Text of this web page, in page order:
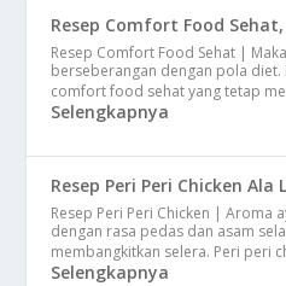
Resep Comfort Food
Resep Comfort Food Sehat |
berseberangan dengan pola diet.
comfort food sehat yang tetap
Selengkapnya
Resep Peri Peri Chicken Ala
Resep Peri Peri Chicken | Aroma
dengan rasa pedas dan asam
membangkitkan selera. Peri peri
Selengkapnya